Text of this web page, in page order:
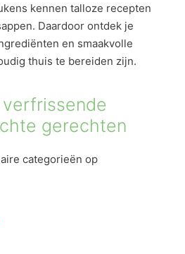
kennen talloze recepten
Daardoor ontdek je
en smaakvolle
thuis te bereiden zijn.
gerechten
categorieën op